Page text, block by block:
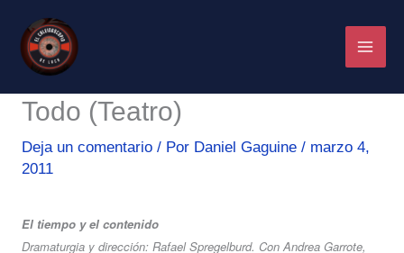
contenido
Todo (Teatro)
Deja un comentario / Por Daniel Gaguine / marzo 4,
2011
El tiempo y el contenido
Dramaturgia y dirección: Rafael Spregelburd. Con Andrea Garrote,